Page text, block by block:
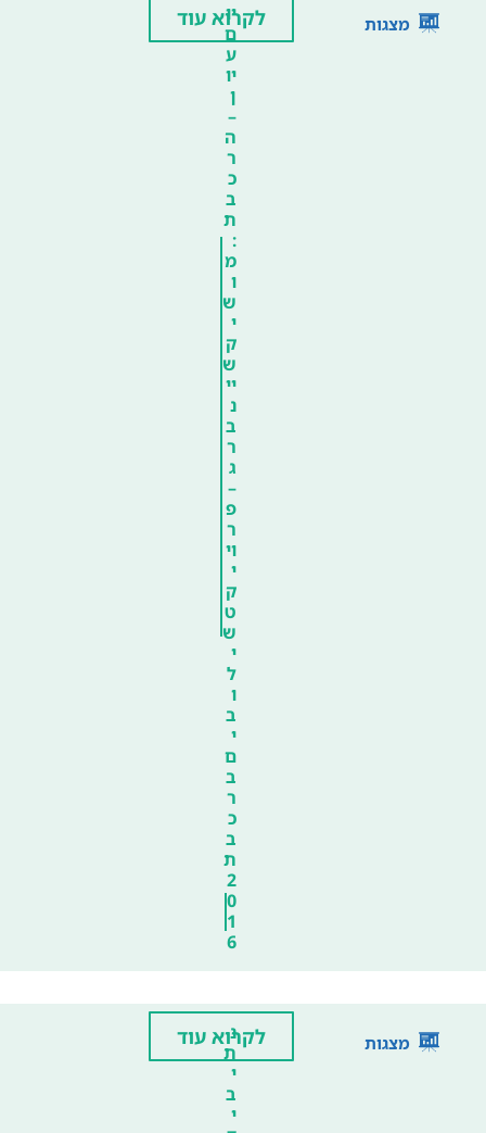
מצגות
יו
ם
ע
יו
ן
–
ה
ר
כ
ב
ת
:
מ
ו
ש
י
ק
ש
יי
נ
ב
ר
ג
–
פ
ר
וי
י
ק
ט
ש
י
ל
ו
ב
י
ם
ב
ר
כ
ב
ת
2
0
1
6
לקרוא עוד
מצגות
נ
ת
י
ב
י
לקרוא עוד